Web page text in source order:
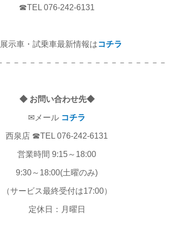
☎TEL 076-242-6131
示車・試乗車最新情報はコチラ
－－－－－－－－－－－－－－－－－－－－
◆ お問い合わせ先◆
✉メール コチラ
西泉店 ☎TEL 076-242-6131
営業時間 9:15～18:00
9:30～18:00(土曜のみ)
（サービス最終受付は17:00）
定休日：月曜日